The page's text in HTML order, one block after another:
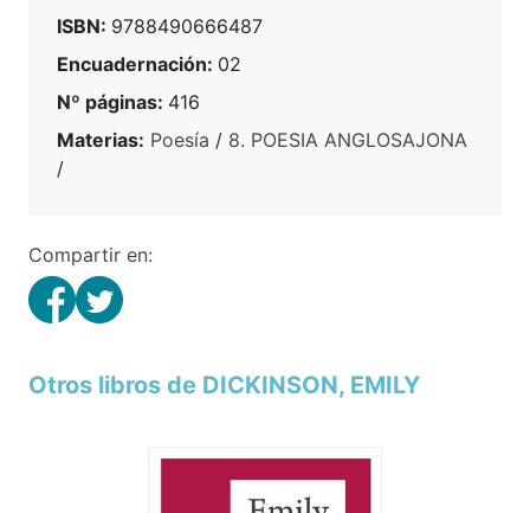
ISBN: 9788490666487
Encuadernación: 02
Nº páginas: 416
Materias: Poesía / 8. POESIA ANGLOSAJONA
/
Compartir en:
Otros libros de DICKINSON, EMILY